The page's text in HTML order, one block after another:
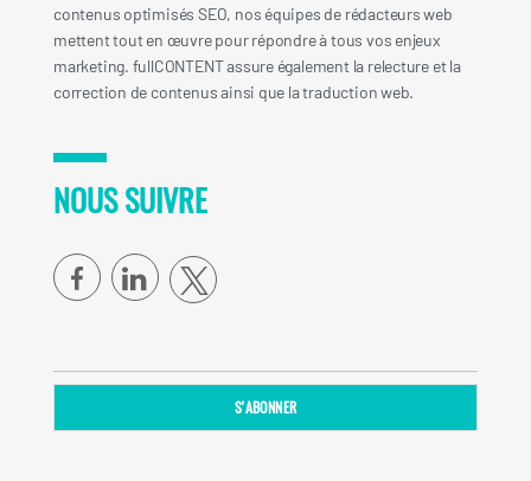
contenus optimisés SEO, nos équipes de rédacteurs web
mettent tout en œuvre pour répondre à tous vos enjeux
marketing. fullCONTENT assure également la relecture et la
correction de contenus ainsi que la traduction web.
NOUS SUIVRE
facebooklinkedin